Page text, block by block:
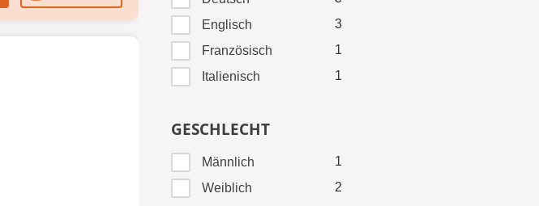
Englisch
3
Französisch
1
Italienisch
1
GESCHLECHT
Männlich
1
Weiblich
2